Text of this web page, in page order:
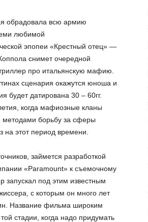
обрадовала всю армию
любимой
эпопеи «Крестный отец» —
снимет очередной
про итальянскую мафию.
сценария окажутся юноша и
будет датирована 30 – 60гг.
когда мафиозные кланы
методами борьбу за сферы
на этот период времени.
займется разработкой
«Paramount» к съемочному
запускал под этим известным
с которым он много лет
Название фильма широким
стадии, когда надо придумать